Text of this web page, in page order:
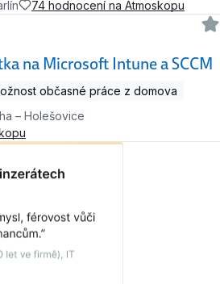
74 hodnocení na Atmoskopu
na Microsoft Intune a SCCM
občasné práce z domova
– Holešovice